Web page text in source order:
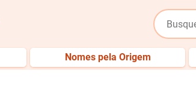
Nomes pela Origem